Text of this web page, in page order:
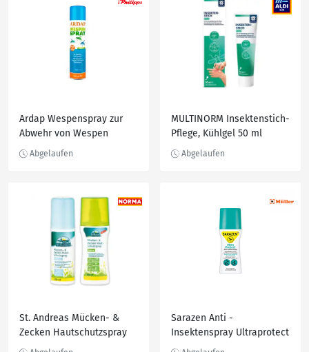
Ardap Wespenspray zur
Abwehr von Wespen
MULTINORM Insektenstich-
Pflege, Kühlgel 50 ml
St. Andreas Mücken- &
Zecken Hautschutzspray
Sarazen Anti -
Insektenspray Ultraprotect